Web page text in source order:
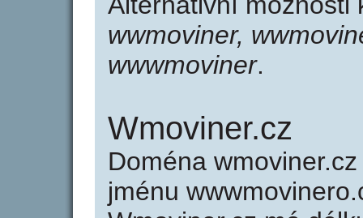
wwmoviner,
wwwmoviner.
Wmoviner.cz
Doména
jménu